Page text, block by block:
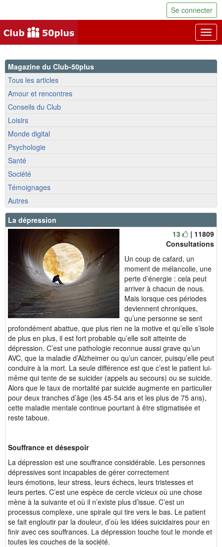
Se connecter
Magazine du Club-50plus
Tous les articles
Amour et rencontres
Conseils du Club
Loisirs
Monde digital
Psychologie
Santé
Société
Témoignages
Autres
La dépression
13
| 11809
Consultations
Un coup de cafard, un
moment de mélancolie, une
perte d’énergie : cela peut
arriver à chacun de nous.
Mais lorsque ces périodes
deviennent chroniques,
qu’une personne se sent
profondément abattue, que plus rien ne la motive et qu’elle s’isole
de plus en plus, il est fort probable qu’elle soit atteinte de
dépression. C’est une pathologie reconnue aussi grave qu’un
AVC, que la maladie d’Alzheimer ou qu’un cancer, puisqu’elle peut
conduire à la mort. La seule différence est que c’est le patient lui-
même qui tente de se suicider (appels au secours) ou se suicide.
Alors que le taux de mortalité par suicide augmente en particulier
pour deux tranches d’âge (les 45-54 ans et les plus de 75 ans),
cette maladie mentale continue pourtant à être stigmatisée et
reste taboue.
Souffrance et désespoir
La dépression est une souffrance considérable. Les personnes
dépressives sont incapables de gérer correctement
leurs émotions, leur stress, leurs échecs, leurs tristesses et
leurs pertes. C’est une espèce de cercle vicieux où une chose
mène à la suivante et où il n’existe plus d’issue. C’est un
processus complexe, une spirale qui tire vers le bas. Le patient
se fait engloutir par la douleur, d’où les idées suicidaires pour en
finir avec ces souffrances. La dépression touche tout le monde et
toutes les couches de la société.